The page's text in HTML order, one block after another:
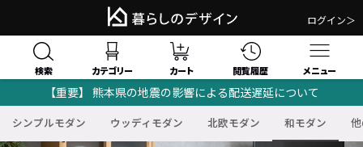
ログイン＞
検索 カテゴリー カート 閲覧履歴 メニュー
【重要】 熊本県の地震の影響による配送遅延について
シンプルモダン ウッディモダン 北欧モダン 和モダン